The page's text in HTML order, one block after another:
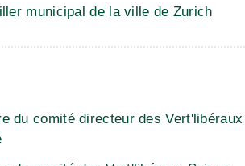
municipal de la ville de Zurich
du comité directeur des Vert'libéraux